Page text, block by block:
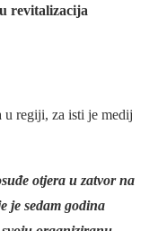
revitalizacija
u regiji, za isti je medij
otjera u zatvor na
je sedam godina